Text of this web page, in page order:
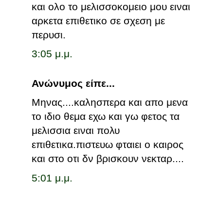
και ολο το μελισσοκομειο μου ειναι
αρκετα επιθετικο σε σχεση με
περυσι.
3:05 μ.μ.
Ανώνυμος είπε...
Μηνας....καλησπερα και απο μενα
το ιδιο θεμα εχω και γω φετος τα
μελισσια ειναι πολυ
επιθετικα.πιστευω φταιει ο καιρος
και στο οτι δν βρισκουν νεκταρ....
5:01 μ.μ.